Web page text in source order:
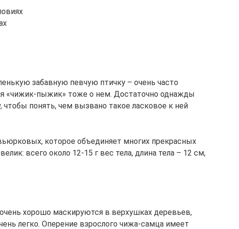
забавную певчую птичку – очень часто
«чижик-пыжик» тоже о нем. Достаточно однажды
понять, чем вызвано такое ласковое к ней
которое объединяет многих прекрасных
всего около 12-15 г вес тела, длина тела – 12 см,
хорошо маскируются в верхушках деревьев,
легко. Оперение взрослого чижа-самца имеет